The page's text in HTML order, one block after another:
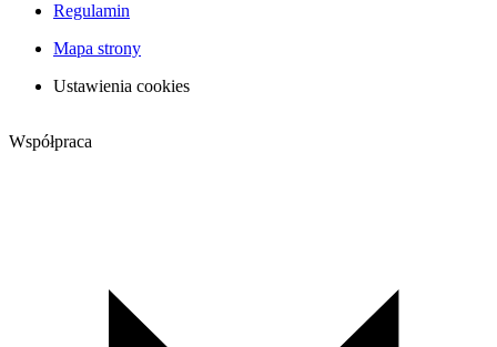
Regulamin
Mapa strony
Ustawienia cookies
Współpraca